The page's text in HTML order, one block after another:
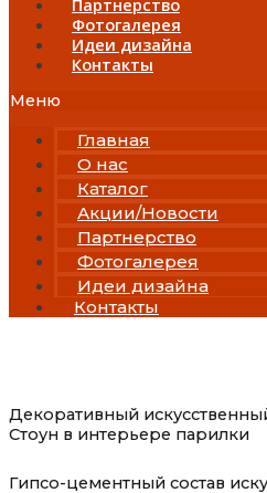
Фотогалерея
Идеи дизайна
Контакты
Меню
Главная
О нас
Каталог
Акции/Новости
Партнерство
Фотогалерея
Идеи дизайна
Контакты
Декоративный
Стоун в интерьере парилки
Гипсо-цементный состав